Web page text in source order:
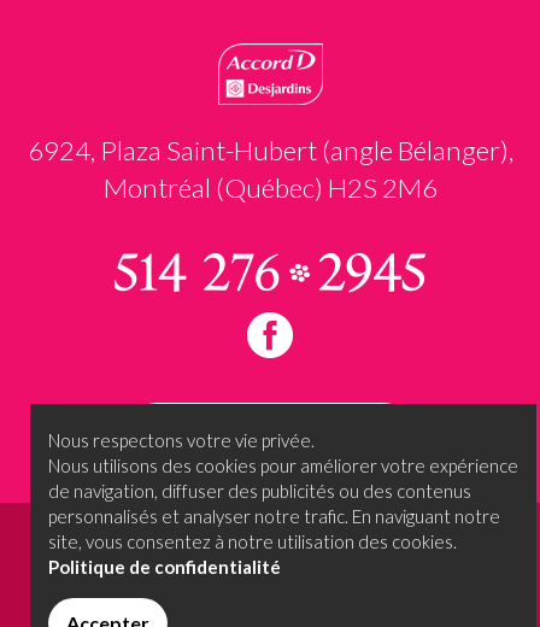
6924, Plaza Saint-Hubert (angle Bélanger),
Montréal (Québec) H2S 2M6
Prendre rendez-vous
© 2026 - Oui, je le voeux....
Nous respectons votre vie privée.
Nous utilisons des cookies pour améliorer votre expérience
de navigation, diffuser des publicités ou des contenus
personnalisés et analyser notre trafic. En naviguant notre
site, vous consentez à notre utilisation des cookies.
Politique de confidentialité